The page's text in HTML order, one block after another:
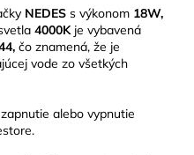
NEDES s výkonom 18W,
4000Kje vybavená
čo znamená, že je
vode zo všetkých
alebo vypnutie